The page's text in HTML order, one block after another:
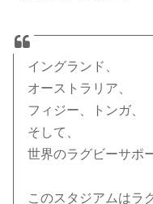
イングランド、
オーストラリア、
フィジー、トンガ、
そして、
世界のラグビーサポ
このスタジアムはラ